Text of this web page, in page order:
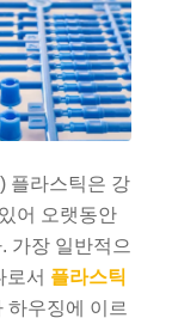
플라스틱은 강
어 오랫동안
가장 일반적으
로서 플라스틱
하우징에 이르